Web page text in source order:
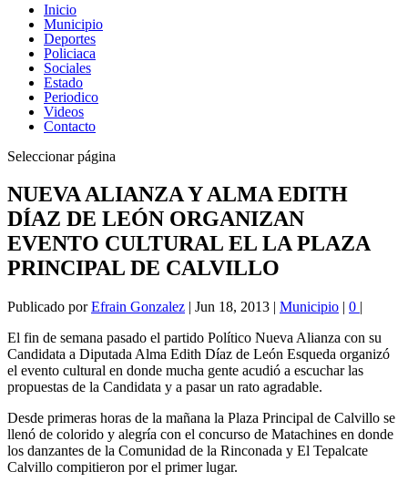
Inicio
Municipio
Deportes
Policiaca
Sociales
Estado
Periodico
Videos
Contacto
Seleccionar página
NUEVA ALIANZA Y ALMA EDITH
DÍAZ DE LEÓN ORGANIZAN
EVENTO CULTURAL EL LA PLAZA
PRINCIPAL DE CALVILLO
Publicado porEfrain Gonzalez | Jun 18, 2013 | Municipio | 0 |
El fin de semana pasado el partido Político Nueva Alianza con su
Candidata a Diputada Alma Edith Díaz de León Esqueda organizó
el evento cultural en donde mucha gente acudió a escuchar las
propuestas de la Candidata y a pasar un rato agradable.
Desde primeras horas de la mañana la Plaza Principal de Calvillo se
llenó de colorido y alegría con el concurso de Matachines en donde
los danzantes de la Comunidad de la Rinconada y El Tepalcate
Calvillo compitieron por el primer lugar.